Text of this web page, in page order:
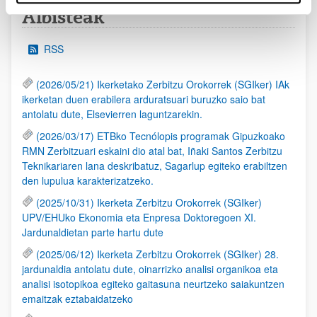
Albisteak
RSS
(2026/05/21) Ikerketako Zerbitzu Orokorrek (SGIker) IAk
ikerketan duen erabilera arduratsuari buruzko saio bat
antolatu dute, Elsevierren laguntzarekin.
(2026/03/17) ETBko Tecnólopis programak Gipuzkoako
RMN Zerbitzuari eskaini dio atal bat, Iñaki Santos Zerbitzu
Teknikariaren lana deskribatuz, Sagarlup egiteko erabiltzen
den lupulua karakterizatzeko.
(2025/10/31) Ikerketa Zerbitzu Orokorrek (SGIker)
UPV/EHUko Ekonomia eta Enpresa Doktoregoen XI.
Jardunaldietan parte hartu dute
(2025/06/12) Ikerketa Zerbitzu Orokorrek (SGIker) 28.
jardunaldia antolatu dute, oinarrizko analisi organikoa eta
analisi isotopikoa egiteko gaitasuna neurtzeko saiakuntzen
emaitzak eztabaidatzeko